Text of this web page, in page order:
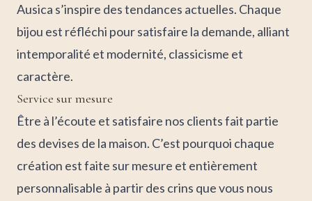
Ausica s’inspire des tendances actuelles. Chaque
bijou est réfléchi pour satisfaire la demande, alliant
intemporalité et modernité, classicisme et
caractère.
Service sur mesure
Être à l’écoute et satisfaire nos clients fait partie
des devises de la maison. C’est pourquoi chaque
création est faite sur mesure et entièrement
personnalisable à partir des crins que vous nous